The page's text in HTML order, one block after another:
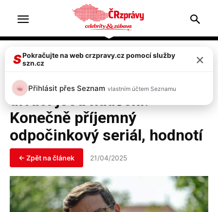
Televize & zábava
Nový seriál Vraždy v kraji:
diváci jsou nadšení.
Konečně příjemný
odpočinkový seriál, hodnotí
← Zpět na článek 21/04/2025
SPokračujte na web crzpravy.cz pomocí služby
szn.cz
×
Přihlásit přes Seznam vlastním účtem Seznamu